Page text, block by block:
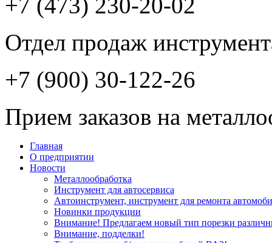
Отдел продаж
+7 (900) 30-122-26
Прием заказов на
Главная
О предприятии
Новости
Металлообработка
Инструмент для автосервиса
Автоинструмент, инструмент для ремонта
Новинки продукции
Внимание! Предлагаем новый тип порезки
Внимание, подделки!